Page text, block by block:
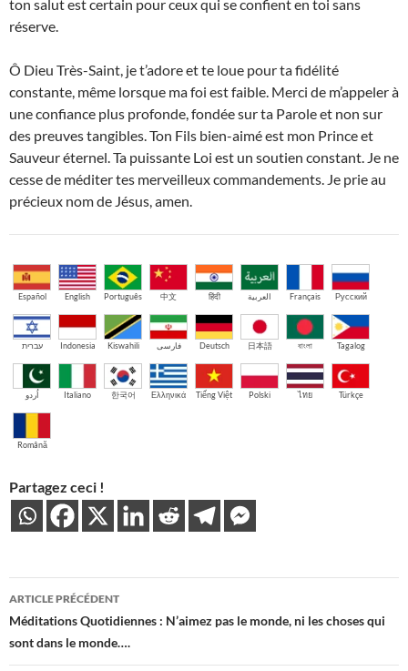
ton salut est certain pour ceux qui se confient en toi sans
réserve.
Ô Dieu Très-Saint, je t’adore et te loue pour ta fidélité
constante, même lorsque ma foi est faible. Merci de m’appeler à
une confiance plus profonde, fondée sur ta Parole et non sur
des preuves tangibles. Ton Fils bien-aimé est mon Prince et
Sauveur éternel. Ta puissante Loi est un soutien constant. Je ne
cesse de méditer tes merveilleux commandements. Je prie au
précieux nom de Jésus, amen.
Español English Português 中文 हिंदी العربية Français Русский
עברית Indonesia Kiswahili فارسی Deutsch 日本語 বাংলা Tagalog
اُردو Italiano 한국어 Ελληνικά Tiếng Việt Polski ไทย Türkçe
Română
Partagez ceci !
Navigation
des
articles
ARTICLE PRÉCÉDENT
Méditations Quotidiennes : N’aimez pas le monde, ni les choses qui
sont dans le monde….